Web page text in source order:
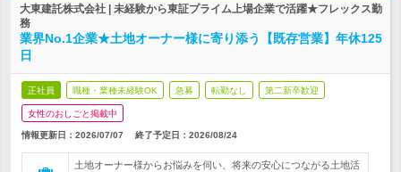
大東建託株式会社 | 未経験から東証プライム上場企業で活躍★フレックス勤
務
業界No.1企業★土地オーナー様に寄り添う【既存営業】年休125
日
正社員 職種・業種未経験OK 急募 転勤なし 第二新卒歓迎
女性のおしごと掲載中
情報更新日：2026/07/07 終了予定日： 2026/08/24
土地オーナー様からお悩みを伺い、将来の安心につながる土地活